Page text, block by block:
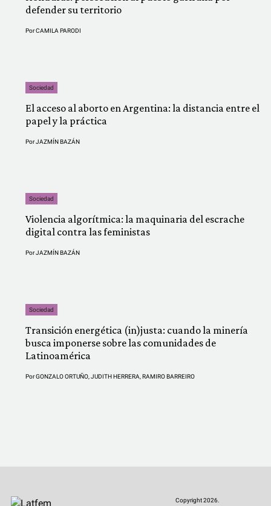
defender su territorio
PorCAMILA PARODI
Sociedad
El acceso al aborto en Argentina: la distancia entre el
papel y la práctica
PorJAZMÍN BAZÁN
Sociedad
Violencia algorítmica: la maquinaria del escrache
digital contra las feministas
PorJAZMÍN BAZÁN
Sociedad
Transición energética (in)justa: cuando la minería
busca imponerse sobre las comunidades de
Latinoamérica
PorGONZALO ORTUÑO JUDITH HERRERA RAMIRO BARREIRO
Copyright 2026.